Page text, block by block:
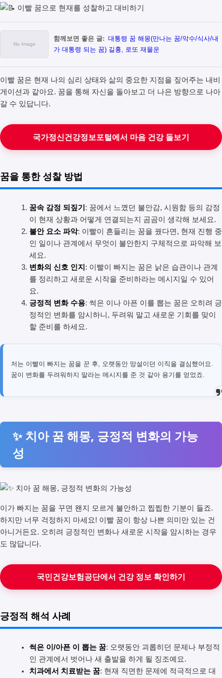
함께보면 좋은 글: 대통령 꿈 해몽(만나는 꿈/악수/식사/내
가 대통령 되는 꿈) 길흉, 로또 재물운
이빨 꿈은 현재 나의 심리 상태와 삶의 중요한 지점을 짚어주는 내비
게이션과 같아요. 꿈을 통해 자신을 돌아보고 더 나은 방향으로 나아
갈 수 있답니다.
국가정신건강정보포털에서 마음 건강 돌보기
꿈을 통한 성찰 방법
꿈속 감정 되짚기 : 꿈에서 느꼈던 불안감, 시원함 등의 감정
이 현재 상황과 어떻게 연결되는지 곰곰이 생각해 보세요.
불안 요소 파악: 이빨이 흔들리는 꿈을 꿨다면, 현재 진행 중
인 일이나 관계에서 무엇이 불안한지 구체적으로 파악해 보
세요.
변화의 신호 인지 : 이빨이 빠지는 꿈은 낡은 습관이나 관계
를 정리하고 새로운 시작을 준비하라는 메시지일 수 있어
요.
긍정적 변화 수용: 썩은 이나 아픈 이를 뽑는 꿈은 오히려 긍
정적인 변화를 암시하니, 두려워 말고 새로운 기회를 맞이
할 준비를 하세요.
저는 이빨이 빠지는 꿈을 꾼 후, 오랫동안 망설이던 이직을 결심했어요.
꿈이 변화를 두려워하지 말라는 메시지를 준 것 같아 용기를 얻었죠.
✨ 치아 꿈 해몽, 긍정적 변화의 가능
성
이가 빠지는 꿈을 꾸면 왠지 모르게 불안하고 찝찝한 기분이 들죠.
하지만 너무 걱정하지 마세요! 이빨 꿈이 항상 나쁜 의미만 있는 건
아니거든요. 오히려 긍정적인 변화나 새로운 시작을 암시하는 경우
도 많답니다.
국민건강보험공단에서 건강 정보 확인하기
긍정적 해석 사례
썩은 이/아픈 이 뽑는 꿈: 오랫동안 괴롭히던 문제나 부정적
인 관계에서 벗어나 새 출발을 하게 될 징조예요.
치과에서 치료받는 꿈: 현재 직면한 문제에 적극적으로 대